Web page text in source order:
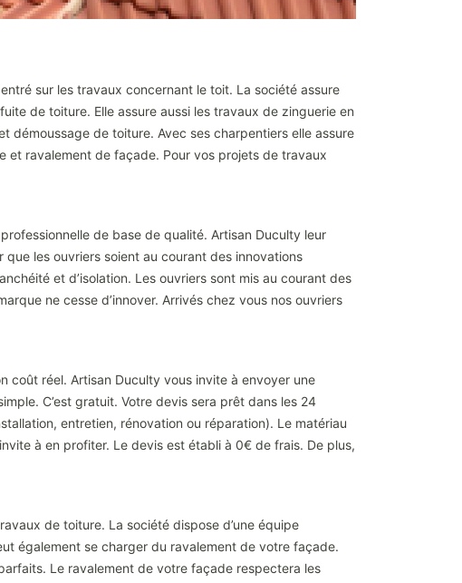
sur les travaux concernant le toit. La société assure
de toiture. Elle assure aussi les travaux de zinguerie en
de toiture. Avec ses charpentiers elle assure
ravalement de façade. Pour vos projets de travaux
de base de qualité. Artisan Duculty leur
que les ouvriers soient au courant des innovations
et d’isolation. Les ouvriers sont mis au courant des
ne cesse d’innover. Arrivés chez vous nos ouvriers
coût réel. Artisan Duculty vous invite à envoyer une
C’est gratuit. Votre devis sera prêt dans les 24
entretien, rénovation ou réparation). Le matériau
à en profiter. Le devis est établi à 0€ de frais. De plus,
de toiture. La société dispose d’une équipe
également se charger du ravalement de votre façade.
Le ravalement de votre façade respectera les